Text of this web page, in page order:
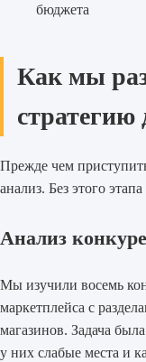
бюджета
Как мы
стратегию
Прежде чем
анализ. Без этого
Анализ
Мы изучили восемь
маркетплейса с
магазинов. Задача
у них слабые места и